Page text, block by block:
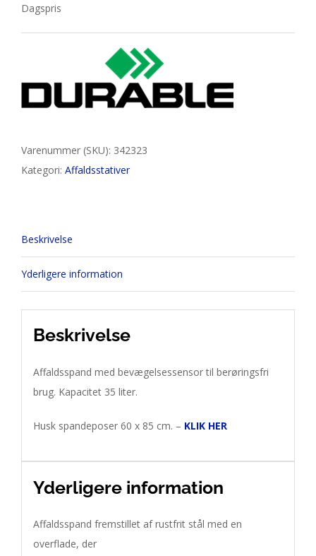
Dagspris
Varenummer (SKU): 342323
Kategori: Affaldsstativer
Beskrivelse
Yderligere information
Beskrivelse
Affaldsspand med bevægelsessensor til berøringsfri
brug. Kapacitet 35 liter.
Husk spandeposer 60 x 85 cm. – KLIK HER
Yderligere information
Affaldsspand fremstillet af rustfrit stål med en
overflade, der